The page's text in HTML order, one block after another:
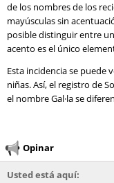
de los nombres de los
mayúsculas sin
posible distinguir entre
acento es el único
Esta incidencia se puede
niñas. Así, el registro de
el nombre Gal·la se
Opinar
Usted está aquí: